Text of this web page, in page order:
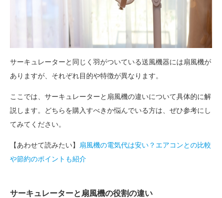
サーキュレーターと同じく羽がついている送風機器には扇風機が
ありますが、それぞれ目的や特徴が異なります。
ここでは、サーキュレーターと扇風機の違いについて具体的に解
説します。どちらを購入すべきか悩んでいる方は、ぜひ参考にし
てみてください。
【あわせて読みたい】
扇風機の電気代は安い？エアコンとの比較
や節約のポイントも紹介
サーキュレーターと扇風機の役割の違い